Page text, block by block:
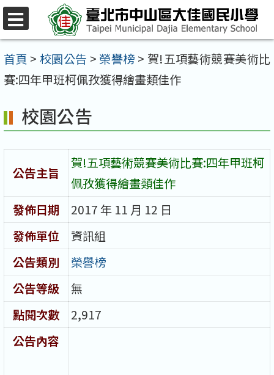
跳
至
主
要
容
區
首頁 > 校園公告 > 榮譽榜 > 賀!五項藝術競賽美術比
賽:四年甲班柯佩孜獲得繪畫類佳作
校園公告
公告主旨
賀!五項藝術競賽美術比賽:四年甲班柯
佩孜獲得繪畫類佳作
發佈日期
2017 年 11 月 12 日
發佈單位
資訊組
公告類別
榮譽榜
公告等級
無
點閱次數
2,917
公告內容
選
單